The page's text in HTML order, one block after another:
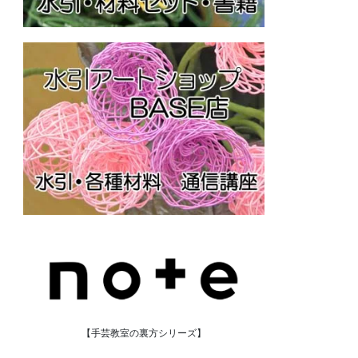
【手芸教室の裏方シリーズ】